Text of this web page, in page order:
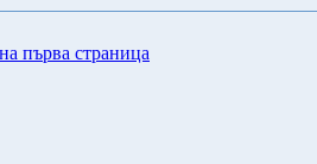
първа страница